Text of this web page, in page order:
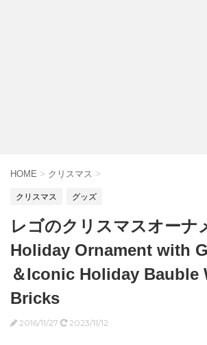
HOME > クリスマス >
クリスマス グッズ
レゴのクリスマスオーナ
Holiday Ornament with
＆Iconic Holiday Bauble
Bricks
2016/11/27 2023/11/12